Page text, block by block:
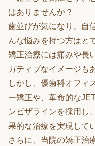
はありませんか？
歯並びが気になり、自
んな悩みを持つ方はと
矯正治療には痛みや長
ガティブなイメージも
しかし、優歯科オフィ
ー矯正や、革命的な
ンビザラインを採用し
果的な治療を実現して
さらに、当院の矯正治